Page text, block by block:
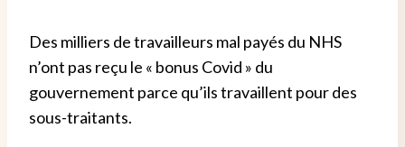
Des milliers de travailleurs mal payés du NHS
n’ont pas reçu le « bonus Covid » du
gouvernement parce qu’ils travaillent pour des
sous-traitants.